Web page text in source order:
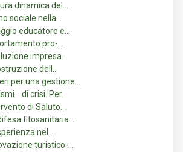
dinamica del…
sociale nella…
educatore e…
pro-…
impresa…
dell…
per una gestione…
di crisi. Per…
di Saluto…
fitosanitaria…
nel…
turistico-…